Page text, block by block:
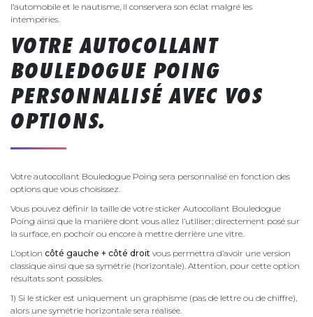
l’automobile et le nautisme, il conservera son éclat malgré les
intempéries.
VOTRE AUTOCOLLANT
BOULEDOGUE POING
PERSONNALISÉ AVEC VOS
OPTIONS.
Votre autocollant Bouledogue Poing sera personnalisé en fonction des
options que vous choisissez.
Vous pouvez définir la taille de votre sticker Autocollant Bouledogue
Poing ainsi que la manière dont vous allez l’utiliser; directement posé sur
la surface, en pochoir ou encore à mettre derrière une vitre.
L’option côté gauche + côté droit vous permettra d’avoir une version
classique ainsi que sa symétrie (horizontale). Attention, pour cette option
résultats sont possibles.
1) Si le sticker est uniquement un graphisme (pas de lettre ou de chiffre),
alors une symétrie horizontale sera réalisée.